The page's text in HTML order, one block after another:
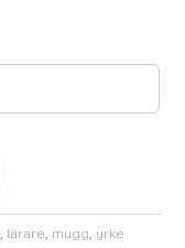
, lärare, mugg, yrke